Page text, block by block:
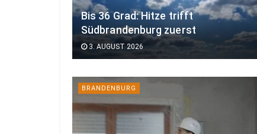
Bis 36 Grad: Hitze trifft
Südbrandenburg zuerst
3. AUGUST 2026
BRANDENBURG